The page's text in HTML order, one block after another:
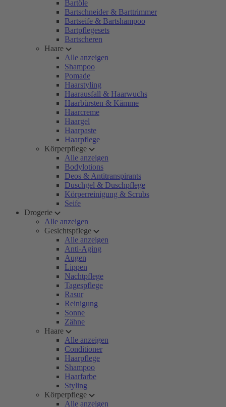
Bartöle
Bartschneider & Barttrimmer
Bartseife & Bartshampoo
Bartpflegesets
Bartscheren
Haare
Alle anzeigen
Shampoo
Pomade
Haarstyling
Haarausfall & Haarwuchs
Haarbürsten & Kämme
Haarcreme
Haargel
Haarpaste
Haarpflege
Körperpflege
Alle anzeigen
Bodylotions
Deos & Antitranspirants
Duschgel & Duschpflege
Körperreinigung & Scrubs
Seife
Drogerie
Alle anzeigen
Gesichtspflege
Alle anzeigen
Anti-Aging
Augen
Lippen
Nachtpflege
Tagespflege
Rasur
Reinigung
Sonne
Zähne
Haare
Alle anzeigen
Conditioner
Haarpflege
Shampoo
Haarfarbe
Styling
Körperpflege
Alle anzeigen